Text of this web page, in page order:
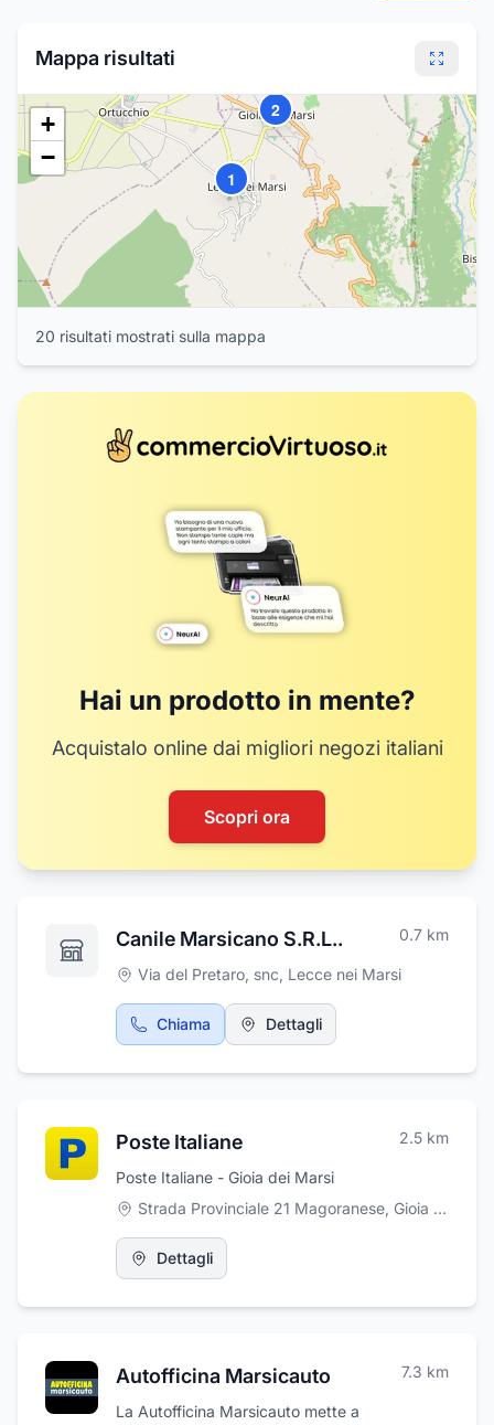
Mappa risultati
1
2
+
−
20 risultati mostrati sulla mappa
Hai un prodotto in mente?
Acquistalo online dai migliori negozi italiani
Scopri ora
Canile Marsicano S.R.L.. 0.7 km
Via del Pretaro, snc, Lecce nei Marsi
Chiama Dettagli
Poste Italiane 2.5 km
Poste Italiane - Gioia dei Marsi
Strada Provinciale 21 Magoranese, Gioia dei Marsi
Dettagli
Autofficina Marsicauto 7.3 km
La Autofficina Marsicauto mette a